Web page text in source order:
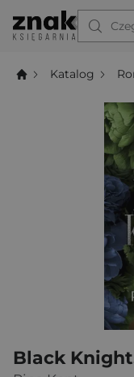
Katalog
Black